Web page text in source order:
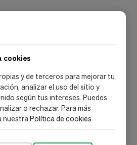
cookies
y de terceros para mejorar tu
analizar el uso del sitio y
según tus intereses. Puedes
o rechazar. Para más
nuestraPolítica de cookies.